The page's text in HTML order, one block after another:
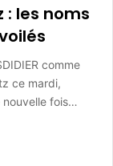
: les noms
comme
ce mardi,
nouvelle fois…